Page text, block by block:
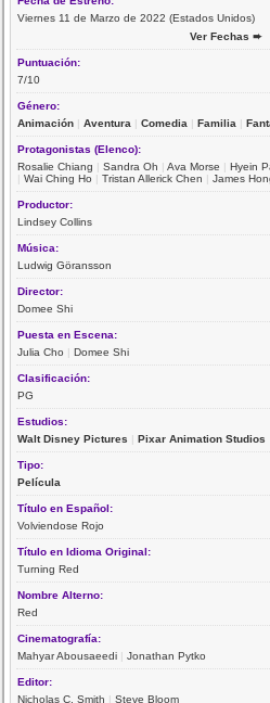
Viernes 11 de Marzo de 2022 (Estados Unidos)
Ver Fechas ➨
Puntuación:
7/10
Género:
Animación |Aventura |Comedia |Familia |
Protagonistas (Elenco):
Rosalie Chiang |Sandra Oh |Ava Morse |Hyein
|Wai Ching Ho |Tristan Allerick Chen |James
Productor:
Lindsey Collins
Música:
Ludwig Göransson
Director:
Domee Shi
Puesta en Escena:
Julia Cho |Domee Shi
Clasificación:
PG
Estudios:
Walt Disney Pictures |Pixar Animation Studios
Tipo:
Película
Título en Español:
Volviendose Rojo
Título en Idioma Original:
Turning Red
Nombre Alterno:
Red
Cinematografía:
Mahyar Abousaeedi |Jonathan Pytko
Editor:
Nicholas C. Smith |Steve Bloom